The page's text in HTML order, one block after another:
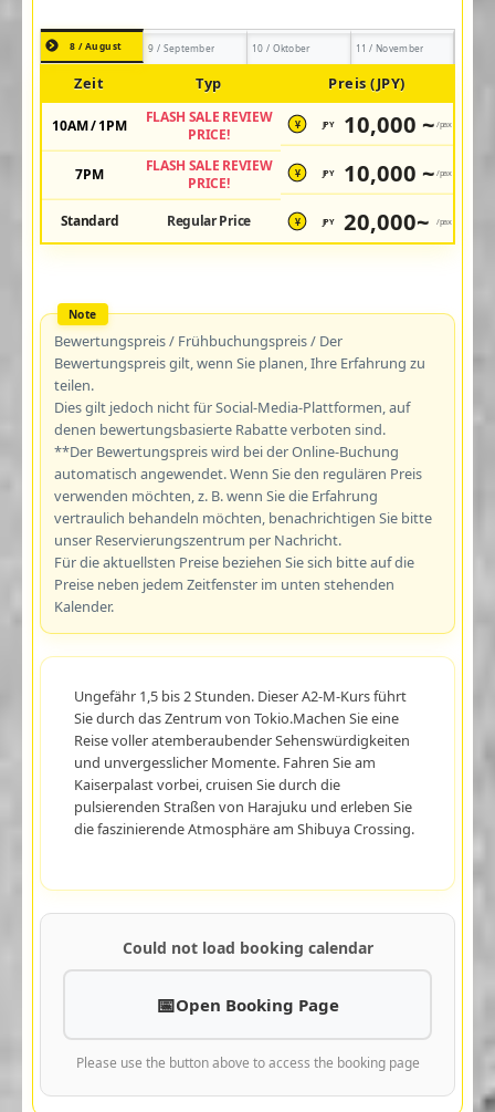
8 / August 9 / September 10 / Oktober 11 / November
Zeit Typ Preis (JPY)
10AM / 1PM
FLASH SALE REVIEW
PRICE!
¥ JPY 10,000 ~ /pax
7PM
FLASH SALE REVIEW
PRICE!
¥ JPY 10,000 ~ /pax
Standard Regular Price ¥ JPY 20,000~ /pax
Bewertungspreis / Frühbuchungspreis / Der
Bewertungspreis gilt, wenn Sie planen, Ihre Erfahrung zu
teilen.
Dies gilt jedoch nicht für Social-Media-Plattformen, auf
denen bewertungsbasierte Rabatte verboten sind.
**Der Bewertungspreis wird bei der Online-Buchung
automatisch angewendet. Wenn Sie den regulären Preis
verwenden möchten, z. B. wenn Sie die Erfahrung
vertraulich behandeln möchten, benachrichtigen Sie bitte
unser Reservierungszentrum per Nachricht.
Für die aktuellsten Preise beziehen Sie sich bitte auf die
Preise neben jedem Zeitfenster im unten stehenden
Kalender.
Ungefähr 1,5 bis 2 Stunden. Dieser A2-M-Kurs führt
Sie durch das Zentrum von Tokio.Machen Sie eine
Reise voller atemberaubender Sehenswürdigkeiten
und unvergesslicher Momente. Fahren Sie am
Kaiserpalast vorbei, cruisen Sie durch die
pulsierenden Straßen von Harajuku und erleben Sie
die faszinierende Atmosphäre am Shibuya Crossing.
Could not load booking calendar
Open Booking Page
Please use the button above to access the booking page